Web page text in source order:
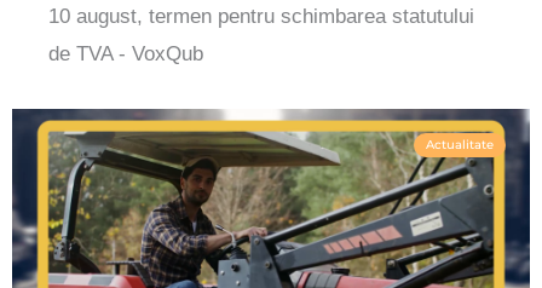
10 august, termen pentru schimbarea statutului
de TVA - VoxQub
Actualitate